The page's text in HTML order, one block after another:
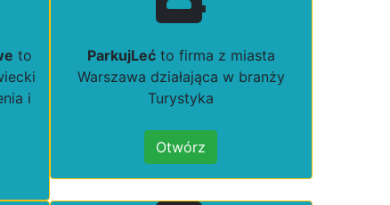
to
i
ParkujLećto firma z miasta
Warszawa działająca w branży
Turystyka
Otwórz